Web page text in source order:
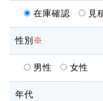
在庫確認 見
性別 ※
男性 女性
年代